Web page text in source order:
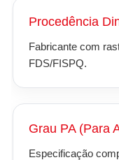
Procedência
Fabricante com
FDS/FISPQ.
Grau PA (Para
Especificação